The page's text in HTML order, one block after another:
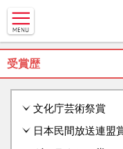
受賞歴
文化庁芸術祭賞
日本民間放送連盟